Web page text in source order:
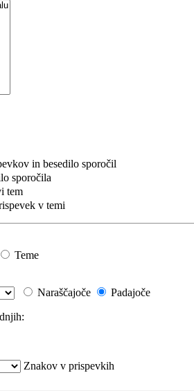
in besedilo sporočil
sporočila
tem
v temi
Teme
Naraščajoče
Padajoče
Znakov v prispevkih